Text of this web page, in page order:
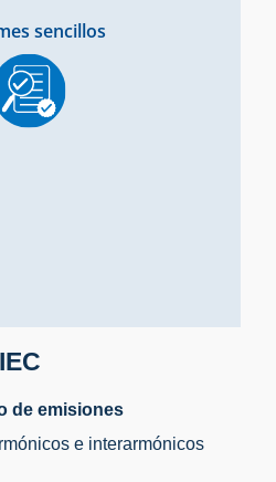
sencillos
de emisiones
e interarmónicos